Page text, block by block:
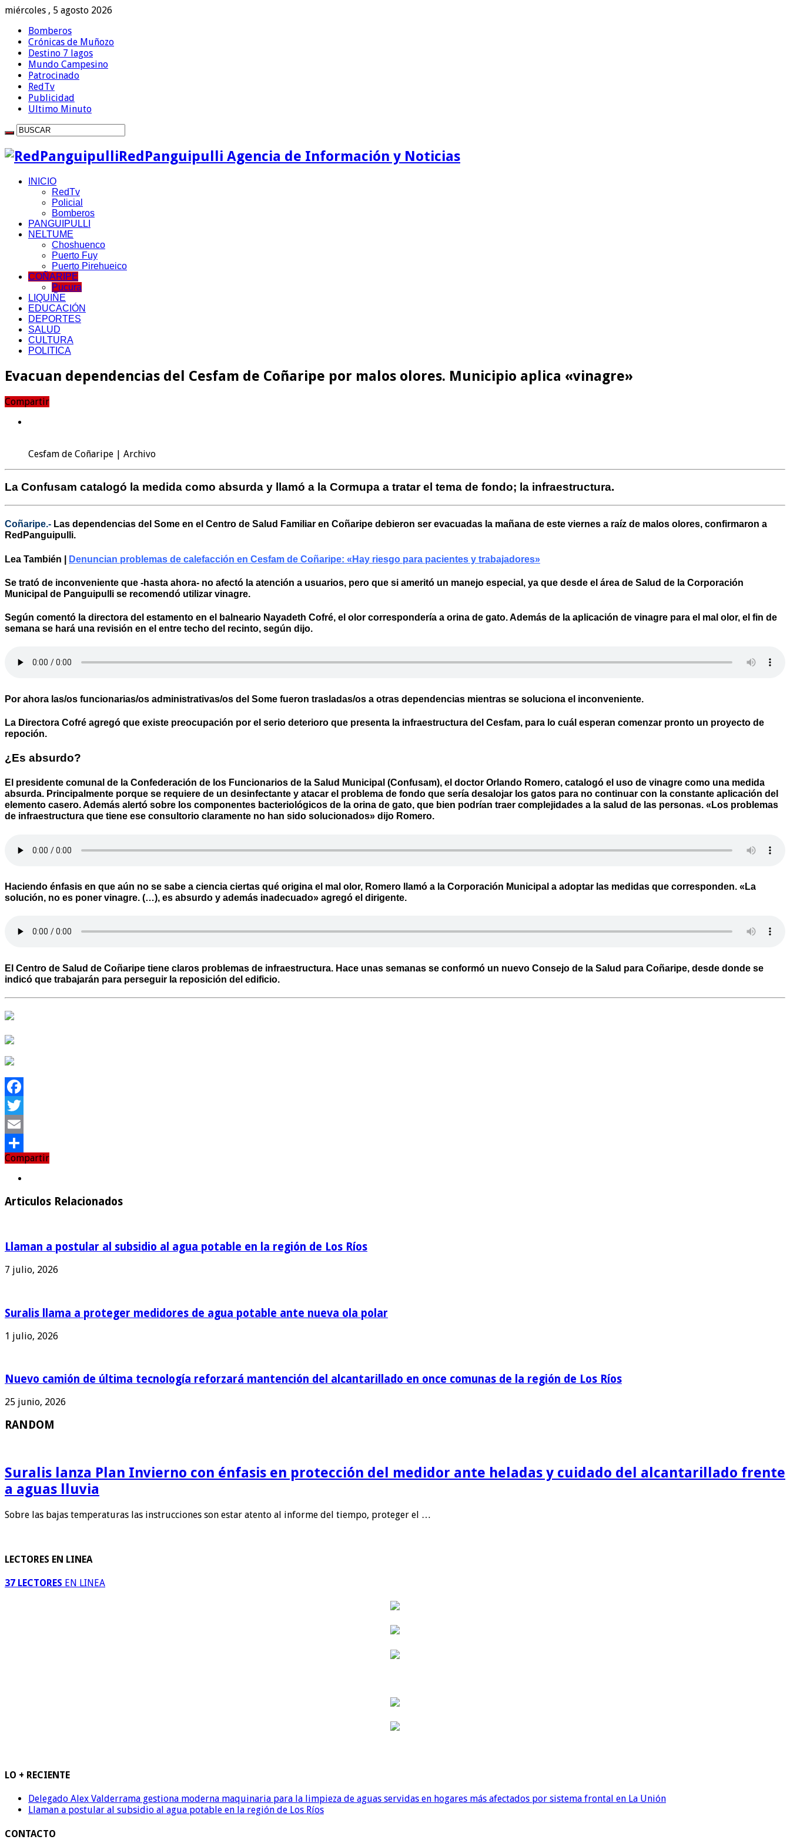
miércoles , 5 agosto 2026
Bomberos
Crónicas de Muñozo
Destino 7 lagos
Mundo Campesino
Patrocinado
RedTv
Publicidad
Ultimo Minuto
RedPanguipulli Agencia de Información y Noticias
INICIO
RedTv
Policial
Bomberos
PANGUIPULLI
NELTUME
Choshuenco
Puerto Fuy
Puerto Pirehueico
COÑARIPE
Pucura
LIQUIÑE
EDUCACIÓN
DEPORTES
SALUD
CULTURA
POLITICA
Evacuan dependencias del Cesfam de Coñaripe por malos olores. Municipio aplica «vinagre»
Compartir
Cesfam de Coñaripe | Archivo
La Confusam catalogó la medida como absurda y llamó a la Cormupa a tratar el tema de fondo; la infraestructura.
Coñaripe.- Las dependencias del Some en el Centro de Salud Familiar en Coñaripe debieron ser evacuadas la mañana de este viernes a raíz de malos olores, confirmaron a
RedPanguipulli.
Lea También | Denuncian problemas de calefacción en Cesfam de Coñaripe: «Hay riesgo para pacientes y trabajadores»
Se trató de inconveniente que -hasta ahora- no afectó la atención a usuarios, pero que si ameritó un manejo especial, ya que desde el área de Salud de la Corporación
Municipal de Panguipulli se recomendó utilizar vinagre.
Según comentó la directora del estamento en el balneario Nayadeth Cofré, el olor correspondería a orina de gato. Además de la aplicación de vinagre para el mal olor, el fin de
semana se hará una revisión en el entre techo del recinto, según dijo.
Por ahora las/os funcionarias/os administrativas/os del Some fueron trasladas/os a otras dependencias mientras se soluciona el inconveniente.
La Directora Cofré agregó que existe preocupación por el serio deterioro que presenta la infraestructura del Cesfam, para lo cuál esperan comenzar pronto un proyecto de
repoción.
¿Es absurdo?
El presidente comunal de la Confederación de los Funcionarios de la Salud Municipal (Confusam), el doctor Orlando Romero, catalogó el uso de vinagre como una medida
absurda. Principalmente porque se requiere de un desinfectante y atacar el problema de fondo que sería desalojar los gatos para no continuar con la constante aplicación del
elemento casero. Además alertó sobre los componentes bacteriológicos de la orina de gato, que bien podrían traer complejidades a la salud de las personas. «Los problemas
de infraestructura que tiene ese consultorio claramente no han sido solucionados» dijo Romero.
Haciendo énfasis en que aún no se sabe a ciencia ciertas qué origina el mal olor, Romero llamó a la Corporación Municipal a adoptar las medidas que corresponden. «La
solución, no es poner vinagre. (…), es absurdo y además inadecuado» agregó el dirigente.
El Centro de Salud de Coñaripe tiene claros problemas de infraestructura. Hace unas semanas se conformó un nuevo Consejo de la Salud para Coñaripe, desde donde se
indicó que trabajarán para perseguir la reposición del edificio.
Facebook
Twitter
Email
Compartir
Compartir
Articulos Relacionados
Llaman a postular al subsidio al agua potable en la región de Los Ríos
7 julio, 2026
Suralis llama a proteger medidores de agua potable ante nueva ola polar
1 julio, 2026
Nuevo camión de última tecnología reforzará mantención del alcantarillado en once comunas de la región de Los Ríos
25 junio, 2026
RANDOM
Suralis lanza Plan Invierno con énfasis en protección del medidor ante heladas y cuidado del alcantarillado frente
a aguas lluvia
Sobre las bajas temperaturas las instrucciones son estar atento al informe del tiempo, proteger el …
LECTORES EN LINEA
37 LECTORES EN LINEA
LO + RECIENTE
Delegado Alex Valderrama gestiona moderna maquinaria para la limpieza de aguas servidas en hogares más afectados por sistema frontal en La Unión
Llaman a postular al subsidio al agua potable en la región de Los Ríos
CONTACTO